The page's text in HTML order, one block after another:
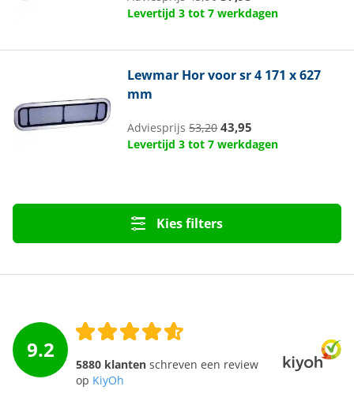
Levertijd 3 tot 7 werkdagen
Lewmar Hor voor sr 4 171 x 627
mm
Adviesprijs53,20 43,95
Levertijd 3 tot 7 werkdagen
Kies filters
9.2
5880 klanten schreven een review
op KiyOh